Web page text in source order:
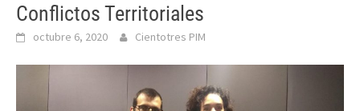
Conflictos Territoriales
octubre 6, 2020 Cientotres PIM